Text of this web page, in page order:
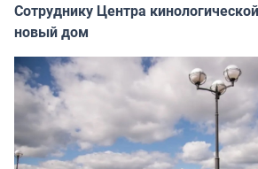
Сотруднику Центра
новый дом